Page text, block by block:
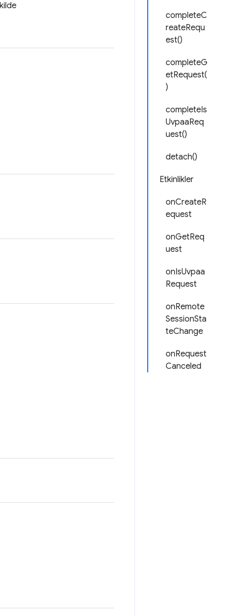
completeC
reateRequ
est()
completeG
etRequest(
)
completeIs
UvpaaReq
uest()
detach()
Etkinlikler
onCreateR
equest
onGetReq
uest
onIsUvpaa
Request
onRemote
SessionSta
teChange
onRequest
Canceled